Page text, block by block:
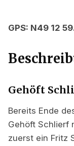
GPS: N49 12
Gehöft
Bereits Ende
Gehöft Schlierf
zuerst ein Fritz